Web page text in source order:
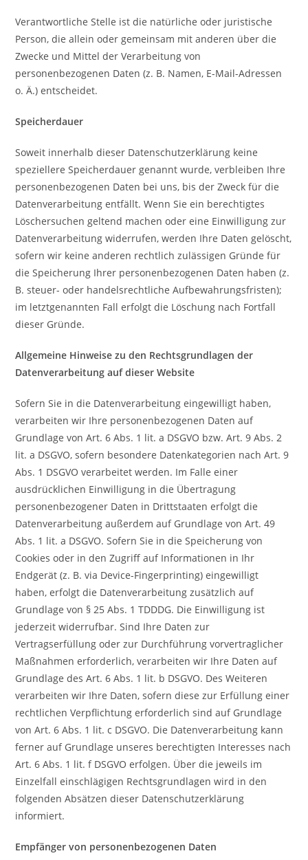
Verantwortliche Stelle ist die natürliche oder juristische
Person, die allein oder gemeinsam mit anderen über die
Zwecke und Mittel der Verarbeitung von
personenbezogenen Daten (z. B. Namen, E-Mail-Adressen
o. Ä.) entscheidet.
Speicherdauer
Soweit innerhalb dieser Datenschutzerklärung keine
speziellere Speicherdauer genannt wurde, verbleiben Ihre
personenbezogenen Daten bei uns, bis der Zweck für die
Datenverarbeitung entfällt. Wenn Sie ein berechtigtes
Löschersuchen geltend machen oder eine Einwilligung zur
Datenverarbeitung widerrufen, werden Ihre Daten gelöscht,
sofern wir keine anderen rechtlich zulässigen Gründe für
die Speicherung Ihrer personenbezogenen Daten haben (z.
B. steuer- oder handelsrechtliche Aufbewahrungsfristen);
im letztgenannten Fall erfolgt die Löschung nach Fortfall
dieser Gründe.
Allgemeine Hinweise zu den Rechtsgrundlagen der
Datenverarbeitung auf dieser Website
Sofern Sie in die Datenverarbeitung eingewilligt haben,
verarbeiten wir Ihre personenbezogenen Daten auf
Grundlage von Art. 6 Abs. 1 lit. a DSGVO bzw. Art. 9 Abs. 2
lit. a DSGVO, sofern besondere Datenkategorien nach Art. 9
Abs. 1 DSGVO verarbeitet werden. Im Falle einer
ausdrücklichen Einwilligung in die Übertragung
personenbezogener Daten in Drittstaaten erfolgt die
Datenverarbeitung außerdem auf Grundlage von Art. 49
Abs. 1 lit. a DSGVO. Sofern Sie in die Speicherung von
Cookies oder in den Zugriff auf Informationen in Ihr
Endgerät (z. B. via Device-Fingerprinting) eingewilligt
haben, erfolgt die Datenverarbeitung zusätzlich auf
Grundlage von § 25 Abs. 1 TDDDG. Die Einwilligung ist
jederzeit widerrufbar. Sind Ihre Daten zur
Vertragserfüllung oder zur Durchführung vorvertraglicher
Maßnahmen erforderlich, verarbeiten wir Ihre Daten auf
Grundlage des Art. 6 Abs. 1 lit. b DSGVO. Des Weiteren
verarbeiten wir Ihre Daten, sofern diese zur Erfüllung einer
rechtlichen Verpflichtung erforderlich sind auf Grundlage
von Art. 6 Abs. 1 lit. c DSGVO. Die Datenverarbeitung kann
ferner auf Grundlage unseres berechtigten Interesses nach
Art. 6 Abs. 1 lit. f DSGVO erfolgen. Über die jeweils im
Einzelfall einschlägigen Rechtsgrundlagen wird in den
folgenden Absätzen dieser Datenschutzerklärung
informiert.
Empfänger von personenbezogenen Daten